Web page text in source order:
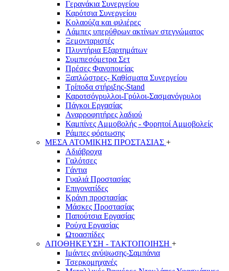
Γερανάκια Συνεργείου
Καρότσια Συνεργείου
Κολαούζα και φιλιέρες
Λάμπες υπερύθρων ακτίνων στεγνώματος
Ξεμονταριστές
Πλυντήρια Εξαρτημάτων
Συμπιεσόμετρα Σετ
Πρέσες Φανοποιείας
Ξαπλώστρες- Καθίσματα Συνεργείου
Τρίποδα στήριξης-Stand
Καροτσόγρυλλοι-Γρύλοι-Σασμανόγρυλοι
Πάγκοι Εργασίας
Αναρροφητήρες λαδιού
Καμπίνες Αμμοβολής - Φορητοί Αμμοβολείς
Ράμπες φόρτωσης
ΜΕΣΑ ΑΤΟΜΙΚΗΣ ΠΡΟΣΤΑΣΙΑΣ +
Αδιάβροχα
Γαλότσες
Γάντια
Γυαλιά Προστασίας
Επιγονατίδες
Κράνη προστασίας
Μάσκες Προστασίας
Παπούτσια Εργασίας
Ρούχα Εργασίας
Ωτοασπίδες
ΑΠΟΘΗΚΕΥΣΗ - ΤΑΚΤΟΠΟΙΗΣΗ +
Ιμάντες ανύψωσης-Σαμπάνια
Τσερκομηχανές